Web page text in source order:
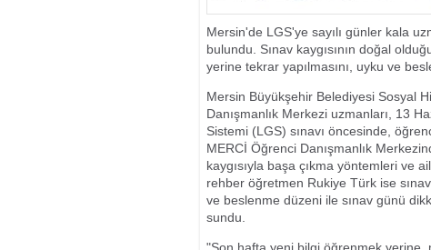
Mersin'de LGS'ye sayılı günler kala
bulundu. Sınav kaygısının doğal
yerine tekrar yapılmasını, uyku ve
Mersin Büyükşehir Belediyesi Sosyal
Danışmanlık Merkezi uzmanları, 13
Sistemi (LGS) sınavı öncesinde,
MERCİ Öğrenci Danışmanlık
kaygısıyla başa çıkma yöntemleri ve
rehber öğretmen Rukiye Türk ise
ve beslenme düzeni ile sınav günü
sundu.